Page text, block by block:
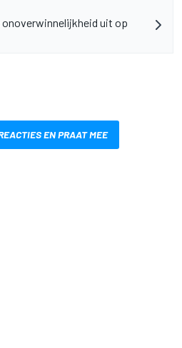
uit op
EN PRAAT MEE